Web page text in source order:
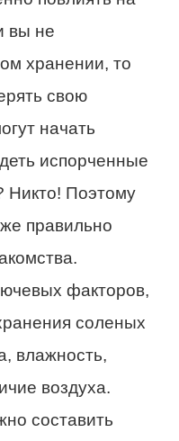
вы не
хранении, то
свою
начать
испорченные
Никто! Поэтому
правильно
факторов,
соленых
влажность,
воздуха.
составить